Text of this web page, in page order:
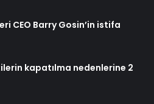
CEO Barry Gosin’in istifa
kapatılma nedenlerine 2